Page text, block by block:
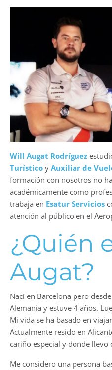
Will Augat Rodríguez
Turístico y Auxiliar de
formación con nosotros no
académicamente como
trabaja en Esatur Servicios
atención al público en el
¿Quién
Augat?
Nací en Barcelona pero
Alemania y estuve 4 años.
Mi vida se ha basado en
Actualmente resido en
cariño especial y donde llevo
Me considero una persona